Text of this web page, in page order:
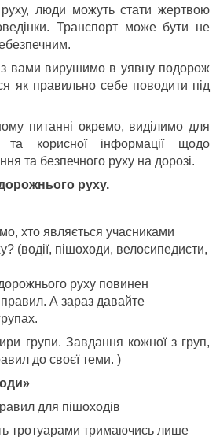
люди можуть стати жертвою
Транспорт може бути не
з вами вирушимо в уявну подорож
як правильно себе поводити під
питанні окремо, виділимо для
корисної інформації щодо
та безпечного руху на дорозі.
руху.
хто являється учасниками
(водії, пішоходи, велосипедисти,
руху повинен
А зараз давайте
групи. Завдання кожної з груп,
до своєї теми. )
для пішоходів
тротуарами тримаючись лише